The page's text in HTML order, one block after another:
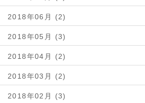
2018年06月 (2)
2018年05月 (3)
2018年04月 (2)
2018年03月 (2)
2018年02月 (3)